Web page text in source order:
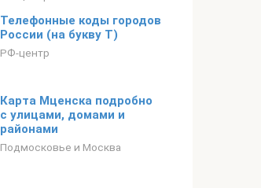
Телефонные коды городов
России (на букву Т)
РФ-центр
Карта Мценска подробно
с улицами, домами и
районами
Подмосковье и Москва